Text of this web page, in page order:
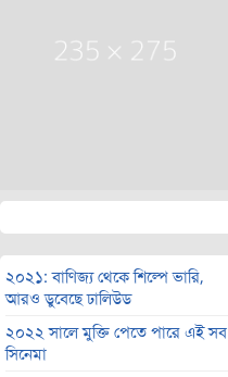
২০২১: বাণিজ্য থেকে শিল্পে ভারি,
আরও ডুবেছে ঢালিউড
২০২২ সালে মুক্তি পেতে পারে এই সব
সিনেমা